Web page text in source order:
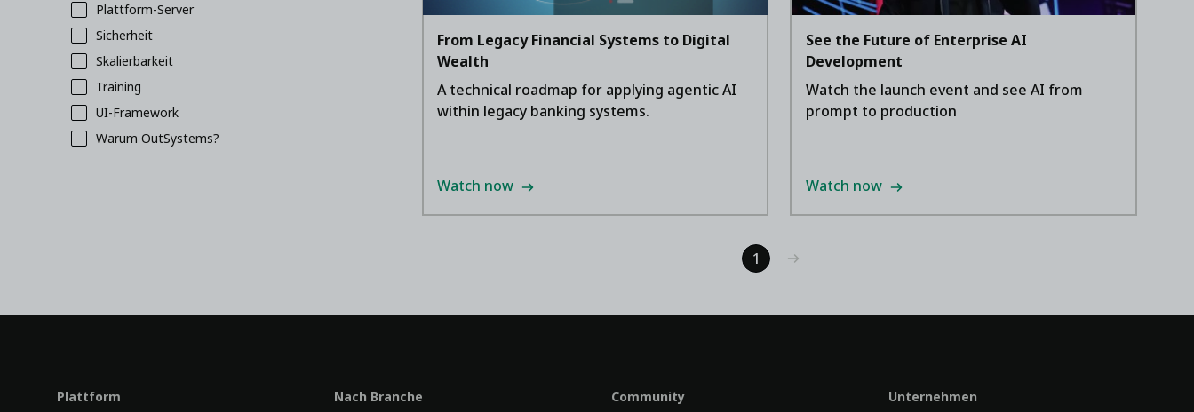
Plattform-Server
Sicherheit
Skalierbarkeit
Training
UI-Framework
Warum OutSystems?
From Legacy Financial Systems to Digital
Wealth
A technical roadmap for applying agentic AI
within legacy banking systems.
Watch now
See the Future of Enterprise AI
Development
Watch the launch event and see AI from
prompt to production
Watch now
1
Plattform Nach Branche Community Unternehmen